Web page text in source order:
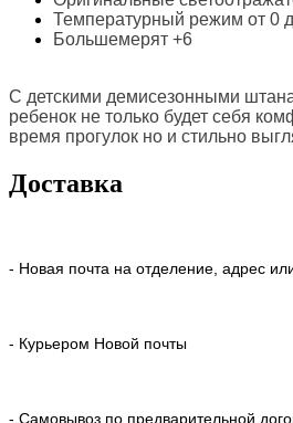
Температурный режим от 0
Большемерят +6
С детскими демисезонными
ребенок не только будет себя
время прогулок но и стильно
Доставка
- Новая почта на отделение, адрес
- Курьером Новой почты
- Самовывоз по предварительной